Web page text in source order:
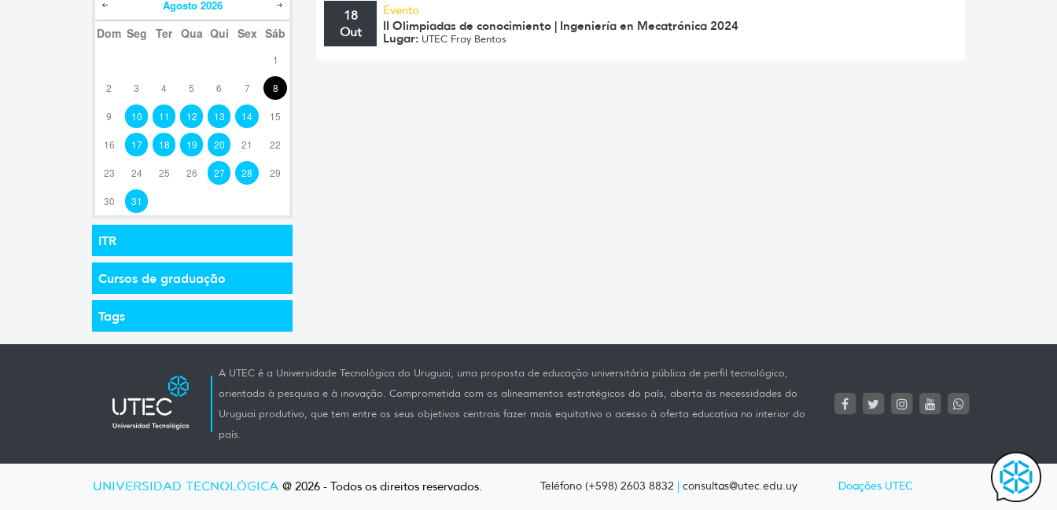
Agosto 2026
Dom Seg Ter Qua Qui Sex Sáb
1
2 3 4 5 6 7 8
9 10 11 12 13 14 15
16 17 18 19 20 21 22
23 24 25 26 27 28 29
30 31
ITR
Cursos de graduação
Tags
18
Out
Evento
II Olimpiadas de conocimiento | Ingeniería en Mecatrónica 2024
Lugar: UTEC Fray Bentos
A UTEC é a Universidade Tecnológica do Uruguai, uma proposta de educação universitária pública de perfil tecnológico,
orientada à pesquisa e à inovação. Comprometida com os alineamentos estratégicos do país, aberta às necessidades do
Uruguai produtivo, que tem entre os seus objetivos centrais fazer mais equitativo o acesso à oferta educativa no interior do
país.
UNIVERSIDAD TECNOLÓGICA @ 2026 - Todos os direitos reservados. Teléfono (+598) 2603 8832 | consultas@utec.edu.uy Doações UTEC